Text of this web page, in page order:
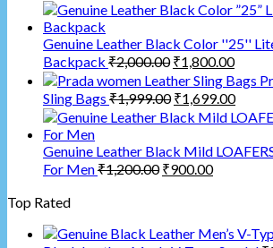
Genuine Leather Black Color ''25''
Backpack ₹2,000.00 ₹1,800.00
Sling Bags ₹1,999.00 ₹1,699.00
Genuine Leather Black Mild
For Men₹1,200.00 ₹900.00
Top Rated